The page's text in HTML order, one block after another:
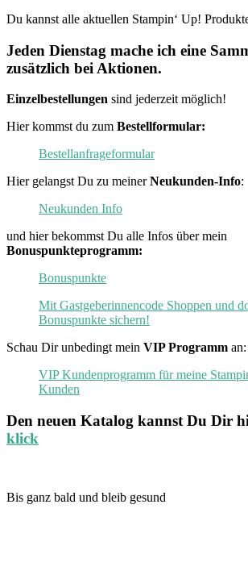
Du kannst alle aktuellen Stampin‘ Up!
Jeden Dienstag mache ich eine
zusätzlich bei Aktionen.
Einzelbestellungen sind jederzeit möglich!
Hier kommst du zum Bestellformular:
Bestellanfrageformular
Hier gelangst Du zu meinerNeukunden-Info:
Neukunden Info
und hier bekommst Du alle Infos über mein
Bonuspunkteprogramm:
Bonuspunkte
Mit Gastgeberinnencode Shoppen und
Bonuspunkte sichern!
Schau Dir unbedingt mein VIP Programm an:
VIP Kundenprogramm für meine
Kunden
Den neuen Katalog kannst Du Dir
klick
Bis ganz bald und bleib gesund